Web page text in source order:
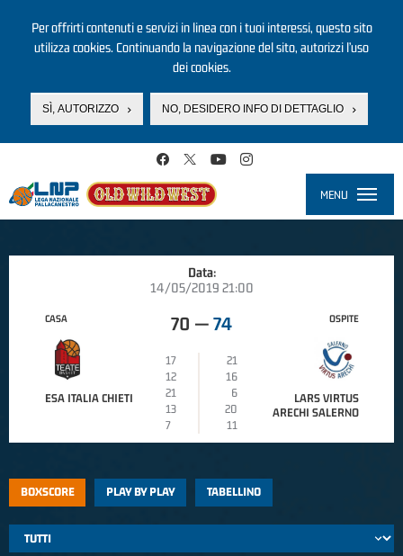
Per offrirti contenuti e servizi in linea con i tuoi interessi, questo sito
utilizza cookies. Continuando la navigazione del sito, autorizzi l’uso
dei cookies.
SÌ, AUTORIZZO NO, DESIDERO INFO DI DETTAGLIO
MENU
Data:
14/05/2019 21:00
CASA
ESA ITALIA CHIETI
70 — 74
17
21
12
16
21
6
13
20
7
11
OSPITE
LARS VIRTUS
ARECHI SALERNO
BOXSCORE PLAY BY PLAY TABELLINO